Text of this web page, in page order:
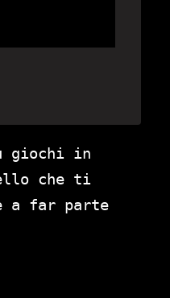
giochi in
che ti
a far parte